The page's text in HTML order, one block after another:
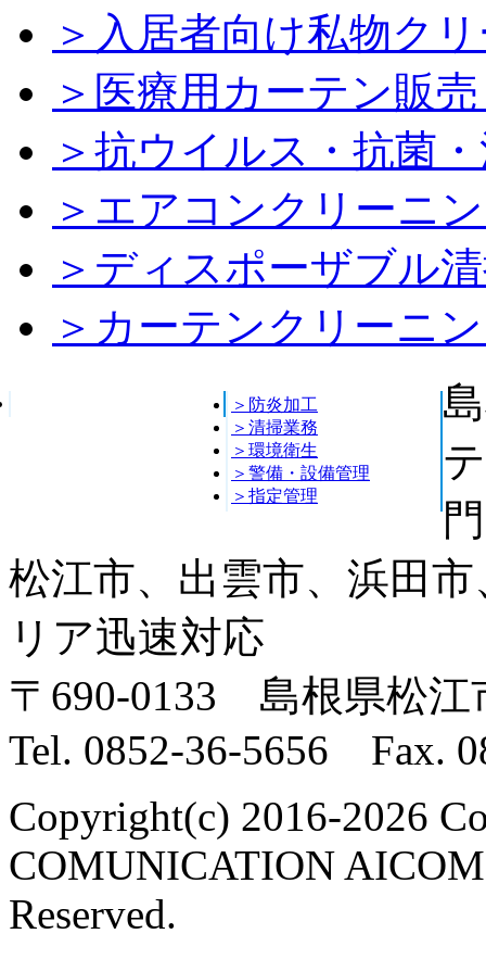
＞入居者向け私物ク
＞医療用カーテン販
＞抗ウイルス・抗菌
＞エアコンクリーニ
＞ディスポーザブル
＞カーテンクリーニ
＞防炎加工
＞清掃業務
＞環境衛生
＞警備・設備管理
＞指定管理
松江市、出雲市、浜田
リア迅速対応
〒690-0133 島根県松江
Tel. 0852-36-5656 Fax.
Copyright(c) 2016-2026
COMUNICATION
Reserved.